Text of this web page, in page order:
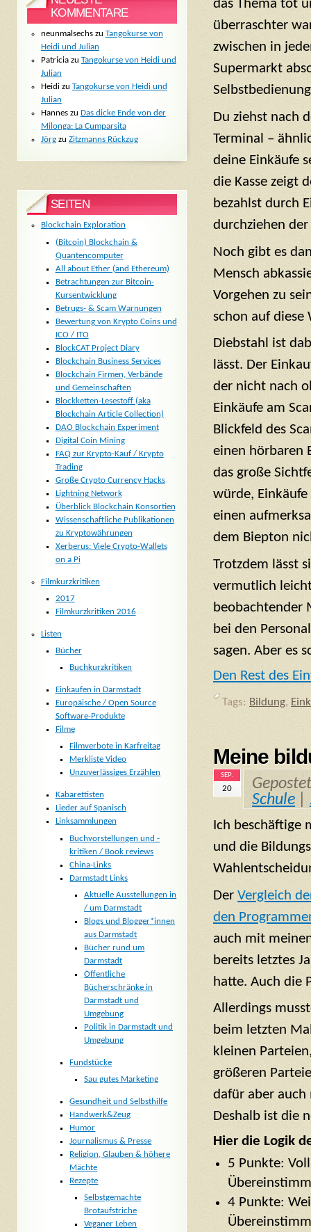
das Thema tot
überraschter
zwischen in
Supermarkt
Du ziehst nach
Terminal –
deine Einkäufe
die Kasse zeigt
bezahlst durch
durchziehen
Noch gibt es
Mensch
Vorgehen zu
schon auf diese
Diebstahl ist
lässt. Der
der nicht nach
Einkäufe am
Blickfeld des
einen hörbaren
das große
würde,
einen
dem Biepton
Trotzdem lässt
vermutlich
beobachtender
bei den
sagen. Aber es
Den Rest des
Tags: Bildung,
Meine
SEP.
20
Schule
Ich beschäftige
und die
Der Vergleich
den
auch mit
bereits letztes
hatte. Auch die
Allerdings
beim letzten
kleinen
größeren
dafür aber
Deshalb ist die
Hier die Logik
5 Punkte:
4 Punkte:
KOMMENTARE
neunmalsechszu Tangokurse von
Heidi und Julian
Patriciazu Tangokurse von Heidi und
Julian
Heidizu Tangokurse von Heidi und
Julian
Hanneszu Das dicke Ende von der
Milonga: La Cumparsita
Jörgzu Zitzmanns Rückzug
SEITEN
Blockchain Exploration
(Bitcoin) Blockchain &
Quantencomputer
All about Ether (and Ethereum)
Betrachtungen zur Bitcoin-
Kursentwicklung
Betrugs- & Scam Warnungen
Bewertung von Krypto Coins und
ICO / ITO
BlockCAT Project Diary
Blockchain Business Services
Blockchain Firmen, Verbände
und Gemeinschaften
Blockketten-Lesestoff (aka
Blockchain Article Collection)
DAO Blockchain Experiment
Digital Coin Mining
FAQ zur Krypto-Kauf / Krypto
Trading
Große Crypto Currency Hacks
Lightning Network
Überblick Blockchain Konsortien
Wissenschaftliche Publikationen
zu Kryptowährungen
Xerberus: Viele Crypto-Wallets
on a Pi
Filmkurzkritiken
2017
Filmkurzkritiken 2016
Listen
Bücher
Buchkurzkritiken
Einkaufen in Darmstadt
Europäische / Open Source
Software-Produkte
Filme
Filmverbote in Karfreitag
Merkliste Video
Unzuverlässiges Erzählen
Kabarettisten
Lieder auf Spanisch
Linksammlungen
Buchvorstellungen und -
kritiken / Book reviews
China-Links
Darmstadt Links
Aktuelle Ausstellungen in
/ um Darmstadt
Blogs und Blogger*innen
aus Darmstadt
Bücher rund um
Darmstadt
Öffentliche
Bücherschränke in
Darmstadt und
Umgebung
Politik in Darmstadt und
Umgebung
Fundstücke
Sau gutes Marketing
Gesundheit und Selbsthilfe
Handwerk&Zeug
Humor
Journalismus & Presse
Religion, Glauben & höhere
Mächte
Rezepte
Selbstgemachte
Brotaufstriche
Veganer Leben